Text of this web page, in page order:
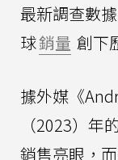
最新調查數
球銷量 創下
據外媒《
（2023）年
銷售亮眼，